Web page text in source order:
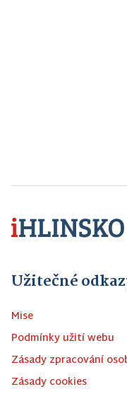
Užitečné
Mise
Podmínky užití webu
Zásady zpracování
Zásady cookies